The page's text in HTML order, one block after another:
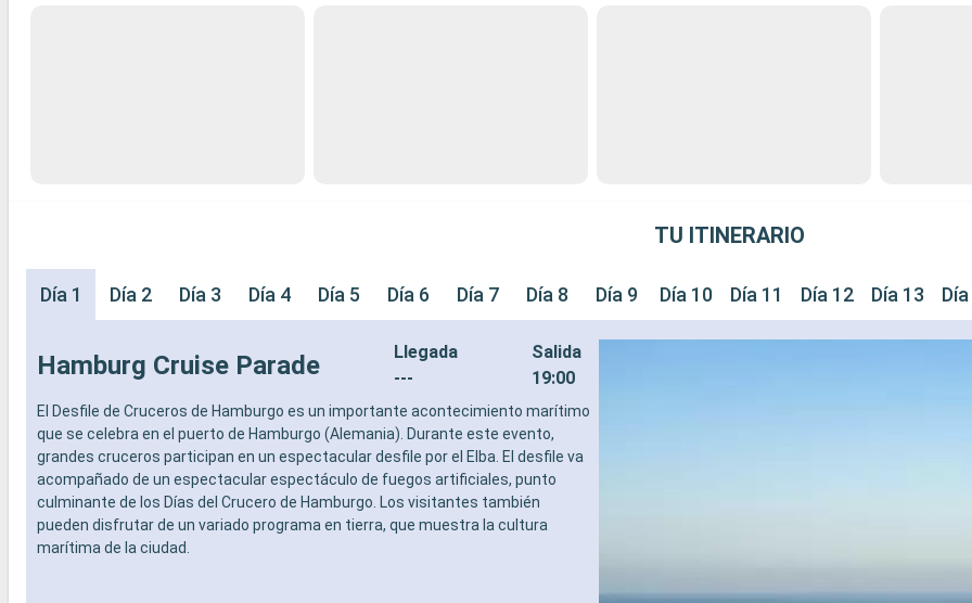
TU ITINERARIO
Día 1 Día 2 Día 3 Día 4 Día 5 Día 6 Día 7 Día 8 Día 9 Día 10 Día 11 Día 12 Día 13
Hamburg Cruise Parade
Llegada
---
Salida
19:00
El Desfile de Cruceros de Hamburgo es un importante acontecimiento marítimo
que se celebra en el puerto de Hamburgo (Alemania). Durante este evento,
grandes cruceros participan en un espectacular desfile por el Elba. El desfile va
acompañado de un espectacular espectáculo de fuegos artificiales, punto
culminante de los Días del Crucero de Hamburgo. Los visitantes también
pueden disfrutar de un variado programa en tierra, que muestra la cultura
marítima de la ciudad.